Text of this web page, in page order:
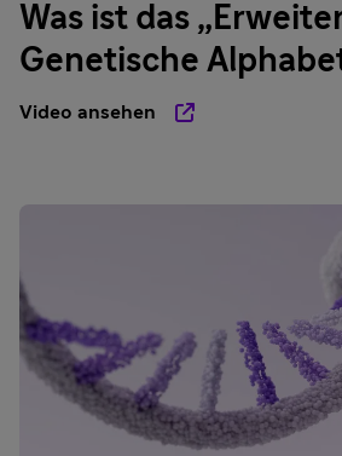
Was ist das
Genetische
Video ansehen